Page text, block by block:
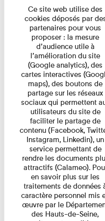
Du 15/08/2026 au 15/08/2026
Albert Kahn est un
d'origine modeste, il a ...
Agenda
Ce site web utilise des
cookies déposés par
partenaires pour vous
proposer : la mesure
d’audience utile à
l’amélioration du site
(Google analytics), des
cartes interactives
maps), des boutons de
partage sur les réseaux
sociaux qui permettent
utilisateurs du site de
faciliter le partage de
contenu (Facebook,
Instagram, Linkedin), un
service permettant de
rendre les documents
attractifs (Calameo).
en savoir plus sur les
traitements de données
caractère personnel mis
œuvre par le
des Hauts-de-Seine,